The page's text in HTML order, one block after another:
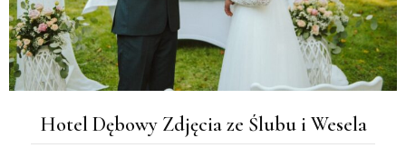
Hotel Dębowy Zdjęcia ze Ślubu i Wesela